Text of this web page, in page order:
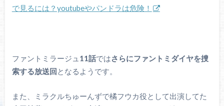
で見るには？youtubeやパンドラは危険！
ファントミラージュ 11話ではさらにファントミダイヤを捜
索する放送回となるようです。
また、ミラクルちゅーんずで橘フウカ役として出演してた